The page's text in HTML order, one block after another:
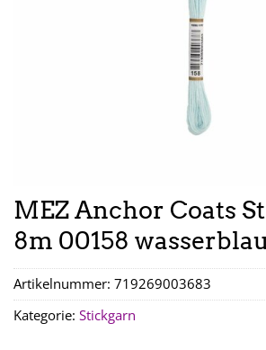
MEZ Anchor Coats
8m 00158
Artikelnummer: 719269003683
Kategorie: Stickgarn